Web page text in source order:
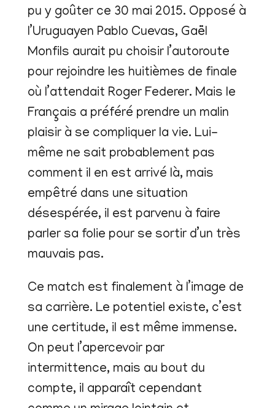
pu y goûter ce 30 mai 2015. Opposé à
l’Uruguayen Pablo Cuevas, Gaël
Monfils aurait pu choisir l’autoroute
pour rejoindre les huitièmes de finale
où l’attendait Roger Federer. Mais le
Français a préféré prendre un malin
plaisir à se compliquer la vie. Lui-
même ne sait probablement pas
comment il en est arrivé là, mais
empêtré dans une situation
désespérée, il est parvenu à faire
parler sa folie pour se sortir d’un très
mauvais pas.
Ce match est finalement à l’image de
sa carrière. Le potentiel existe, c’est
une certitude, il est même immense.
On peut l’apercevoir par
intermittence, mais au bout du
compte, il apparaît cependant